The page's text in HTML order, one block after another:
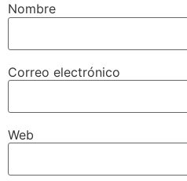
Nombre
Correo electrónico
Web